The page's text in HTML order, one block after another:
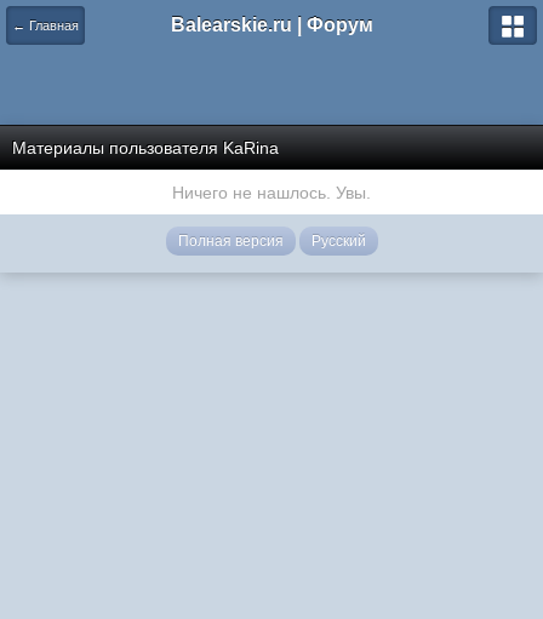
← Главная Balearskie.ru | Форум
Материалы пользователя KaRina
Ничего не нашлось. Увы.
Полная версия Русский